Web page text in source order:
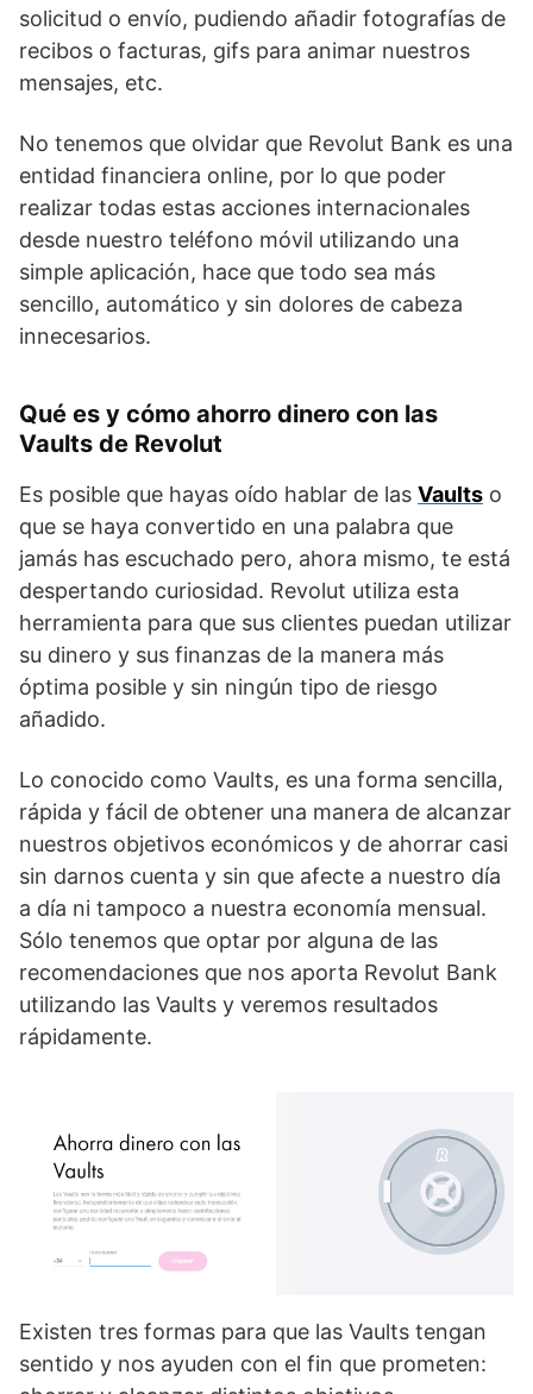
solicitud o envío, pudiendo añadir fotografías de
recibos o facturas, gifs para animar nuestros
mensajes, etc.
No tenemos que olvidar que Revolut Bank es una
entidad financiera online, por lo que poder
realizar todas estas acciones internacionales
desde nuestro teléfono móvil utilizando una
simple aplicación, hace que todo sea más
sencillo, automático y sin dolores de cabeza
innecesarios.
Qué es y cómo ahorro dinero con las
Vaults de Revolut
Es posible que hayas oído hablar de las Vaults o
que se haya convertido en una palabra que
jamás has escuchado pero, ahora mismo, te está
despertando curiosidad. Revolut utiliza esta
herramienta para que sus clientes puedan utilizar
su dinero y sus finanzas de la manera más
óptima posible y sin ningún tipo de riesgo
añadido.
Lo conocido como Vaults, es una forma sencilla,
rápida y fácil de obtener una manera de alcanzar
nuestros objetivos económicos y de ahorrar casi
sin darnos cuenta y sin que afecte a nuestro día
a día ni tampoco a nuestra economía mensual.
Sólo tenemos que optar por alguna de las
recomendaciones que nos aporta Revolut Bank
utilizando las Vaults y veremos resultados
rápidamente.
Existen tres formas para que las Vaults tengan
sentido y nos ayuden con el fin que prometen: